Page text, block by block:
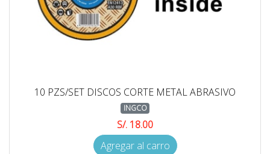
10 PZS/SET DISCOS CORTE METAL ABRASIVO
INGCO
S/. 18.00
Agregar al carro